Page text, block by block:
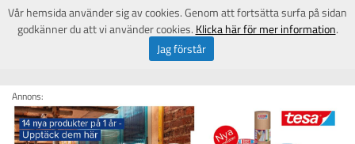
Annons:
Vår hemsida använder sig av cookies. Genom att fortsätta surfa på sidan
godkänner du att vi använder cookies. Klicka här för mer information.
Jag förstår